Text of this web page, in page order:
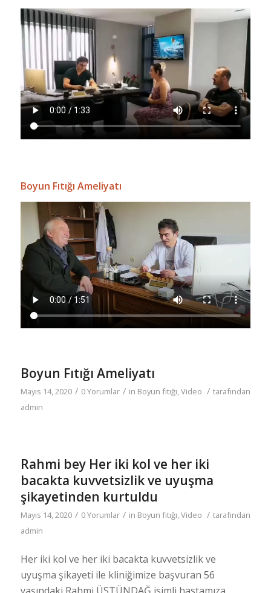
Boyun Fıtığı Ameliyatı
Boyun Fıtığı Ameliyatı
Mayıs 14, 2020 / 0 Yorumlar / in Boyun fıtığı Video / tarafından
admin
Rahmi bey Her iki kol ve her iki
bacakta kuvvetsizlik ve uyuşma
şikayetinden kurtuldu
Mayıs 14, 2020 / 0 Yorumlar / in Boyun fıtığı Video / tarafından
admin
Her iki kol ve her iki bacakta kuvvetsizlik ve
uyuşma şikayeti ile kliniğimize başvuran 56